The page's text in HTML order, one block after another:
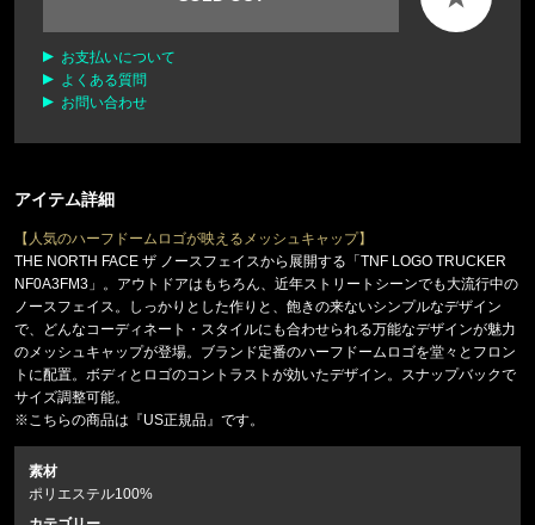
お支払いについて
よくある質問
お問い合わせ
アイテム詳細
【人気のハーフドームロゴが映えるメッシュキャップ】
THE NORTH FACE ザ ノースフェイスから展開する「TNF LOGO TRUCKER
NF0A3FM3」。アウトドアはもちろん、近年ストリートシーンでも大流行中の
ノースフェイス。しっかりとした作りと、飽きの来ないシンプルなデザイン
で、どんなコーディネート・スタイルにも合わせられる万能なデザインが魅力
のメッシュキャップが登場。ブランド定番のハーフドームロゴを堂々とフロン
トに配置。ボディとロゴのコントラストが効いたデザイン。スナップバックで
サイズ調整可能。
※こちらの商品は『US正規品』です。
素材
ポリエステル100%